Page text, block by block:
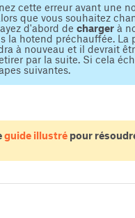
cette erreur avant une
que vous souhaitez
d'abord de chargerà
la hotend préchauffée. La
à nouveau et il devrait
par la suite. Si cela
suivantes.
guide illustrépour